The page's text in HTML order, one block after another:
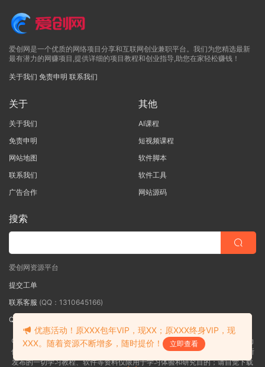
爱创网是一个优质的网络项目分享和互联网创业兼职平台。我们为您精选最新
最有潜力的网赚项目,提供详细的项目教程和创业指导,助您在家轻松赚钱！
关于我们 免责申明 联系我们
关于
关于我们
免责申明
网站地图
联系我们
广告合作
其他
AI课程
短视频课程
软件脚本
软件工具
网站源码
搜索
爱创网资源平台
提交工单
联系客服 (QQ：1310645166)
QQ群
©2018-2026爱创网网内容全部来自网络，版权争议与本站无关，如果您认为
侵犯了您的合法权益,请联系我们删除，并向所有持版权者致最深歉意！本站所
发布的一切学习教程、软件等资料仅限用于学习体验和研究目的；请自觉下载
优惠活动！原XXX包年VIP，现XX；原XXX终身VIP，现
XXX。随着资源不断增多，随时提价！
立即查看